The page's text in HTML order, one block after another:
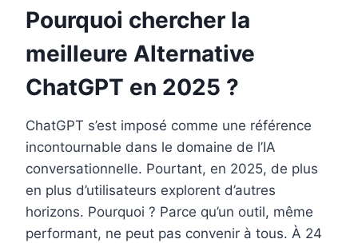
o
o
k
r
e
s
t
d
I
n
r
Pourquoi chercher la
meilleure Alternative
ChatGPT en 2025 ?
ChatGPT s’est imposé comme une référence
incontournable dans le domaine de l’IA
conversationnelle. Pourtant, en 2025, de plus
en plus d’utilisateurs explorent d’autres
horizons. Pourquoi ? Parce qu’un outil, même
performant, ne peut pas convenir à tous. À 24